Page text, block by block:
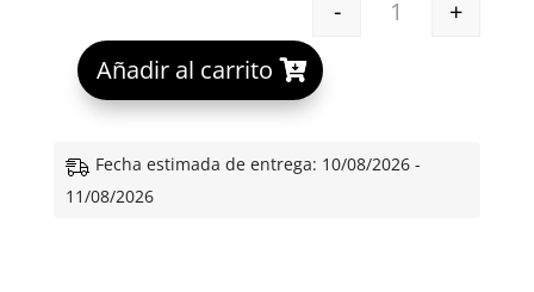
EB RELAX CAP
-
+
Añadir al carrito
A
e
Fecha estimada de entrega: 10/08/2026 -
11/08/2026